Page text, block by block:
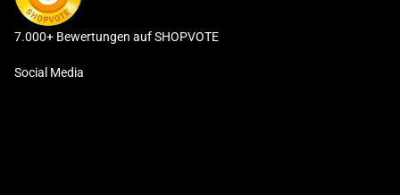
7.000+ Bewertungen auf SHOPVOTE
Social Media